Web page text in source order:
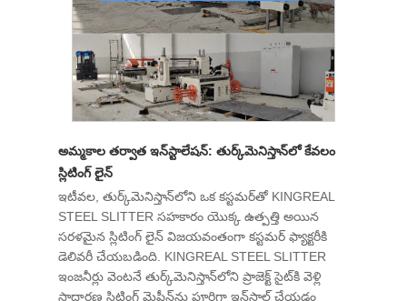
అమ్మకాల తర్వాత ఇన్‌స్టాలేషన్: తుర్క్‌మెనిస్తాన్‌లో కేవలం
స్లిటింగ్ లైన్
ఇటీవల, తుర్క్‌మెనిస్తాన్‌లోని ఒక కస్టమర్‌తో KINGREAL
STEEL SLITTER సహకారం యొక్క ఉత్పత్తి అయిన
సరళమైన స్లిటింగ్ లైన్ విజయవంతంగా కస్టమర్ ఫ్యాక్టరీకి
డెలివరీ చేయబడింది. KINGREAL STEEL SLITTER
ఇంజనీర్లు వెంటనే తుర్క్‌మెనిస్తాన్‌లోని ప్రాజెక్ట్ సైట్‌కి వెళ్లి
సాధారణ స్లిట్టింగ్ మెషీన్‌ను పూర్తిగా ఇన్‌స్టాల్ చేయడం